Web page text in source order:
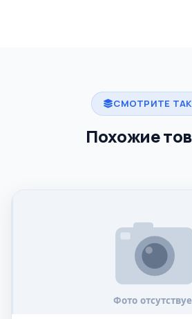
СМОТРИТЕ
Похожие